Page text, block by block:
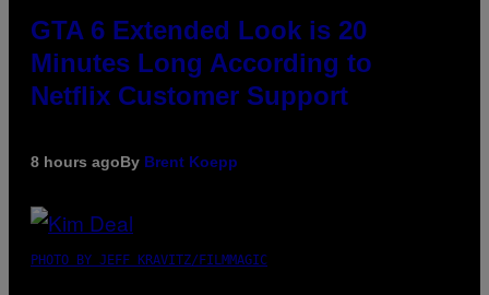
GTA 6 Extended Look is 20
Minutes Long According to
Netflix Customer Support
8 hours agoBy Brent Koepp
PHOTO BY JEFF KRAVITZ/FILMMAGIC